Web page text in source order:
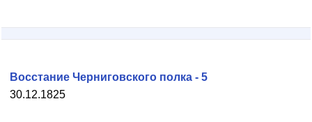
30.12.1825
Восстание Черниговского полка - 5